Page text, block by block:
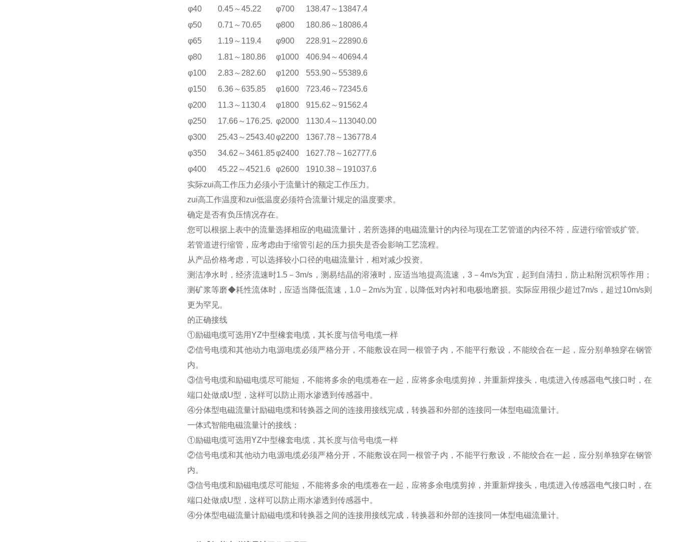
φ40
0.45～45.22 φ700
138.47～13847.4
φ50
0.71～70.65 φ800
180.86～18086.4
φ65
1.19～119.4 φ900
228.91～22890.6
φ80
1.81～180.86 φ1000
406.94～40694.4
φ100
2.83～282.60 φ1200
553.90～55389.6
φ150
6.36～635.85 φ1600
723.46～72345.6
φ200
11.3～1130.4 φ1800
915.62～91562.4
φ250
17.66～176.25. φ2000
1130.4～113040.00
φ300
25.43～2543.40φ2200
1367.78～136778.4
φ350
34.62～3461.85φ2400
1627.78～162777.6
φ400
45.22～4521.6 φ2600
1910.38～191037.6
实际zui高工作压力必须小于流量计的额定工作压力。
zui高工作温度和zui低温度必须符合流量计规定的温度要求。
确定是否有负压情况存在。
您可以根据上表中的流量选择相应的电磁流量计，若所选择的电磁流量计的内径与现在工艺管道的内径不符，应进行缩管或扩管。
若管道进行缩管，应考虑由于缩管引起的压力损失是否会影响工艺流程。
从产品价格考虑，可以选择较小口径的电磁流量计，相对减少投资。
测洁净水时，经济流速时1.5－3m/s，测易结晶的溶液时，应适当地提高流速，3－4m/s为宜，起到自清扫，防止粘附沉积等作用；
测矿浆等磨◆耗性流体时，应适当降低流速，1.0－2m/s为宜，以降低对内衬和电极地磨损。实际应用很少超过7m/s，超过10m/s则
更为罕见。
的正确接线
①励磁电缆可选用YZ中型橡套电缆，其长度与信号电缆一样
②信号电缆和其他动力电源电缆必须严格分开，不能敷设在同一根管子内，不能平行敷设，不能绞合在一起，应分别单独穿在钢管
内。
③信号电缆和励磁电缆尽可能短，不能将多余的电缆卷在一起，应将多余电缆剪掉，并重新焊接头，电缆进入传感器电气接口时，在
端口处做成U型，这样可以防止雨水渗透到传感器中。
④分体型电磁流量计励磁电缆和转换器之间的连接用接线完成，转换器和外部的连接同一体型电磁流量计。
一体式智能电磁流量计的接线：
①励磁电缆可选用YZ中型橡套电缆，其长度与信号电缆一样
②信号电缆和其他动力电源电缆必须严格分开，不能敷设在同一根管子内，不能平行敷设，不能绞合在一起，应分别单独穿在钢管
内。
③信号电缆和励磁电缆尽可能短，不能将多余的电缆卷在一起，应将多余电缆剪掉，并重新焊接头，电缆进入传感器电气接口时，在
端口处做成U型，这样可以防止雨水渗透到传感器中。
④分体型电磁流量计励磁电缆和转换器之间的连接用接线完成，转换器和外部的连接同一体型电磁流量计。